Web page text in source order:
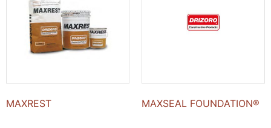
MAXREST MAXSEAL FOUNDATION®